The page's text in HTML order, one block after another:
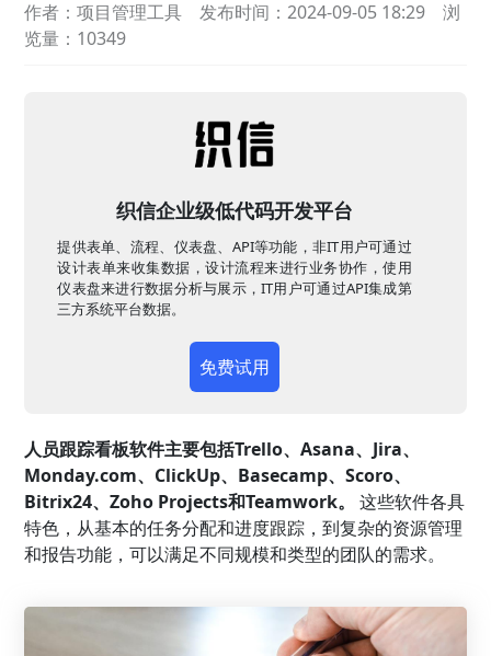
作者：项目管理工具 发布时间：2024-09-05 18:29
浏
览量：10349
织信企业级低代码开发平台
提供表单、流程、仪表盘、API等功能，非IT用户可通过
设计表单来收集数据，设计流程来进行业务协作，使用
仪表盘来进行数据分析与展示，IT用户可通过API集成第
三方系统平台数据。
免费试用
人员跟踪看板软件主要包括Trello、Asana、Jira、
Monday.com、ClickUp、Basecamp、Scoro、
Bitrix24、Zoho Projects和Teamwork。
这些软件各具
特色，从基本的任务分配和进度跟踪，到复杂的资源管理
和报告功能，可以满足不同规模和类型的团队的需求。